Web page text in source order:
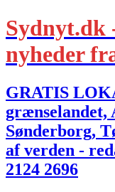
Sydnyt.dk
nyheder
GRATIS
grænselandet,
Sønderborg,
af verden -
2124 2696